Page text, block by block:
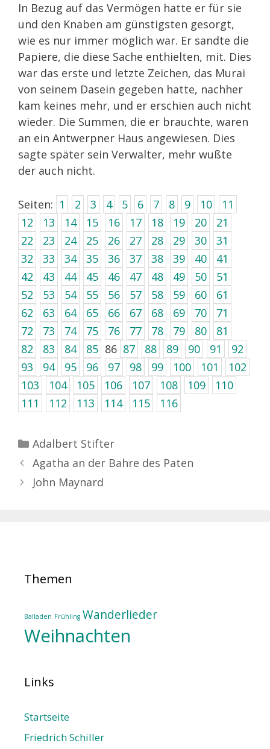
In Bezug auf das Vermögen hatte er für sie
und den Knaben am günstigsten gesorgt,
wie es nur immer möglich war. Er sandte die
Papiere, die diese Sache enthielten, mit. Dies
war das erste und letzte Zeichen, das Murai
von seinem Dasein gegeben hatte, nachher
kam keines mehr, und er erschien auch nicht
wieder. Die Summen, die er brauchte, waren
an ein Antwerpner Haus angewiesen. Dies
sagte später sein Verwalter, mehr wußte
der auch nicht.
Seiten: 1 2 3 4 5 6 7 8 9 10
11
12
13 14 15 16 17 18 19 20
21
22
23 24 25 26 27 28 29 30
31
32
33 34 35 36 37 38 39 40
41
42
43 44 45 46 47 48 49 50
51
52
53 54 55 56 57 58 59 60
61
62
63 64 65 66 67 68 69 70
71
72
73 74 75 76 77 78 79 80
81
82
83 84 85 86 87 88 89 90 91
92
93
94 95 96 97 98 99 100 101
102
103
104 105 106 107 108 109
110
111
112 113 114 115 116
Kategorien
Adalbert Stifter
Agatha an der Bahre des Paten
John Maynard
Themen
Balladen Frühling Wanderlieder
Weihnachten
Links
Startseite
Friedrich Schiller